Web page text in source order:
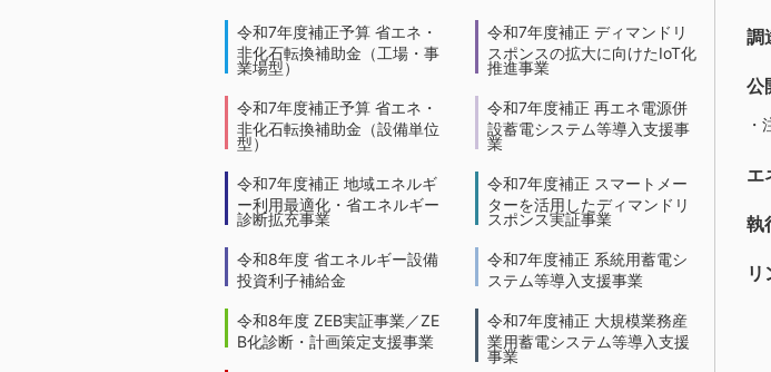
令和7年度補正予算 省エネ・
非化石転換補助金（工場・事
業場型）
令和7年度補正予算 省エネ・
非化石転換補助金（設備単位
型）
令和7年度補正 地域エネルギ
ー利用最適化・省エネルギー
診断拡充事業
令和8年度 省エネルギー設備
投資利子補給金
令和8年度 ZEB実証事業／ZE
B化診断・計画策定支援事業
令和7年度補正 ディマンドリ
スポンスの拡大に向けたIoT化
推進事業
令和7年度補正 再エネ電源併
設蓄電システム等導入支援事
業
令和7年度補正 スマートメー
ターを活用したディマンドリ
スポンス実証事業
令和7年度補正 系統用蓄電シ
ステム等導入支援事業
令和7年度補正 大規模業務産
業用蓄電システム等導入支援
事業
調
公
・
エ
執
リ